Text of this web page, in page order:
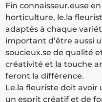
Fin connaisseur.euse
horticulture, le.la
adaptés à chaque
important d’être aussi
soucieux.se de qualité
créativité et la touche
feront la différence.
Le.la fleuriste doit avoir
un esprit créatif et de